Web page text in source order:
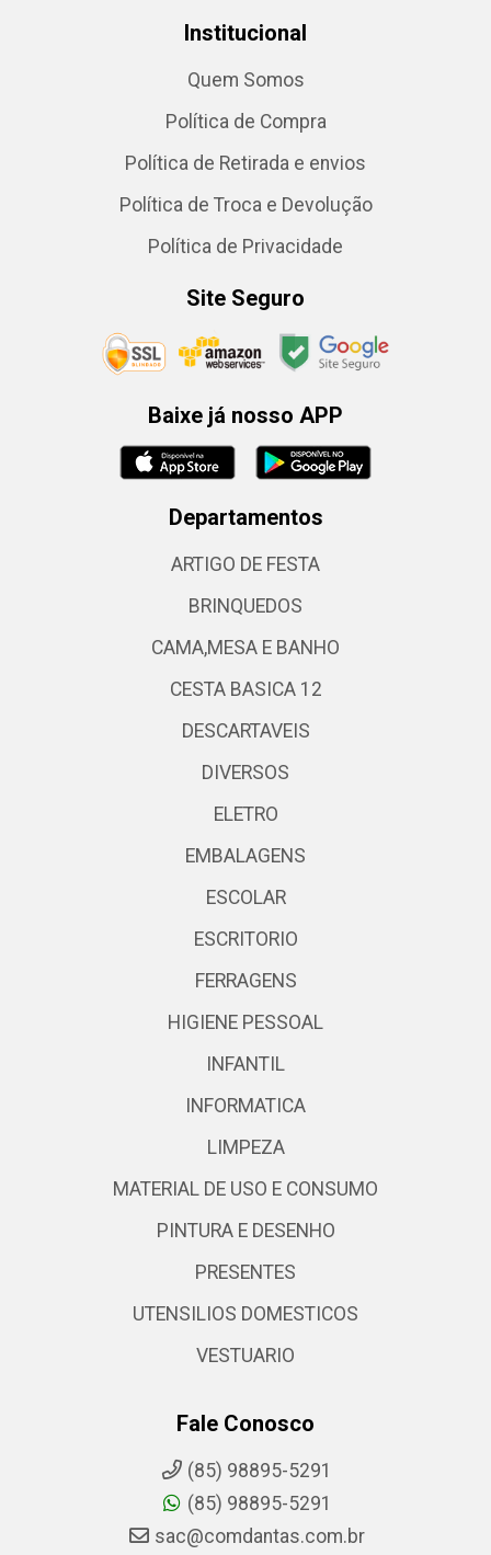
Institucional
Quem Somos
Política de Compra
Política de Retirada e envios
Política de Troca e Devolução
Política de Privacidade
Site Seguro
Baixe já nosso APP
Departamentos
ARTIGO DE FESTA
BRINQUEDOS
CAMA,MESA E BANHO
CESTA BASICA 12
DESCARTAVEIS
DIVERSOS
ELETRO
EMBALAGENS
ESCOLAR
ESCRITORIO
FERRAGENS
HIGIENE PESSOAL
INFANTIL
INFORMATICA
LIMPEZA
MATERIAL DE USO E CONSUMO
PINTURA E DESENHO
PRESENTES
UTENSILIOS DOMESTICOS
VESTUARIO
Fale Conosco
(85) 98895-5291
(85) 98895-5291
sac@comdantas.com.br